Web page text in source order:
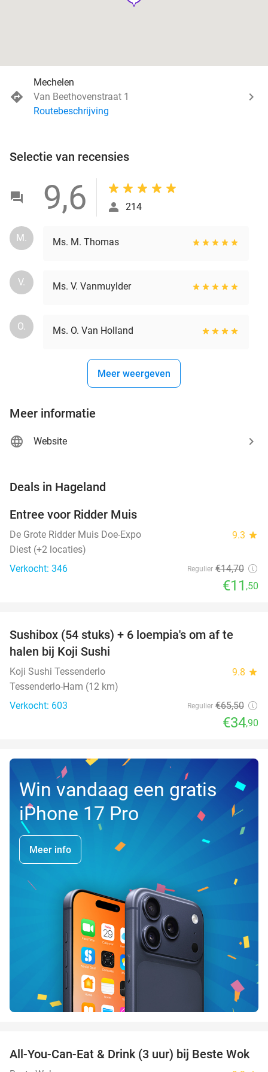
Mechelen
Van Beethovenstraat 1
Routebeschrijving
Selectie van recensies
9,6 214
M. Ms. M. Thomas
V. Ms. V. Vanmuylder
O. Ms. O. Van Holland
Meer weergeven
Meer informatie
Website
Deals in Hageland
TODAY
Entree voor Ridder Muis
De Grote Ridder Muis Doe-Expo 9.3 star
Diest (+2 locaties)
Verkocht: 346
Regulier €14,70
€11 ,50
47%
Sushibox (54 stuks) + 6 loempia's om af te
halen bij Koji Sushi
Koji Sushi Tessenderlo 9.8 star
Tessenderlo-Ham (12 km)
Verkocht: 603
Regulier €65,50
€34,90
Win vandaag een gratis
iPhone 17 Pro
Meer info
20%
All-You-Can-Eat & Drink (3 uur) bij Beste Wok